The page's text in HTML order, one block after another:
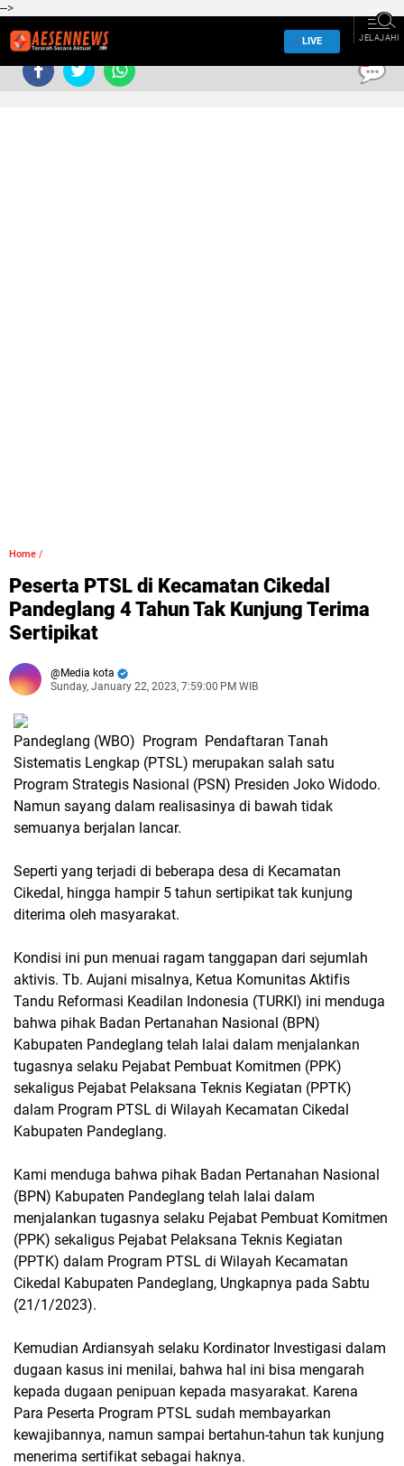
-->
LIVE JELAJAHI
Home /
Peserta PTSL di Kecamatan Cikedal
Pandeglang 4 Tahun Tak Kunjung Terima
Sertipikat
Media kota
Sunday, January 22, 2023, 7:59:00 PM WIB
Pandeglang (WBO) Program Pendaftaran Tanah
Sistematis Lengkap (PTSL) merupakan salah satu
Program Strategis Nasional (PSN) Presiden Joko Widodo.
Namun sayang dalam realisasinya di bawah tidak
semuanya berjalan lancar.
Seperti yang terjadi di beberapa desa di Kecamatan
Cikedal, hingga hampir 5 tahun sertipikat tak kunjung
diterima oleh masyarakat.
Kondisi ini pun menuai ragam tanggapan dari sejumlah
aktivis. Tb. Aujani misalnya, Ketua Komunitas Aktifis
Tandu Reformasi Keadilan Indonesia (TURKI) ini menduga
bahwa pihak Badan Pertanahan Nasional (BPN)
Kabupaten Pandeglang telah lalai dalam menjalankan
tugasnya selaku Pejabat Pembuat Komitmen (PPK)
sekaligus Pejabat Pelaksana Teknis Kegiatan (PPTK)
dalam Program PTSL di Wilayah Kecamatan Cikedal
Kabupaten Pandeglang.
Kami menduga bahwa pihak Badan Pertanahan Nasional
(BPN) Kabupaten Pandeglang telah lalai dalam
menjalankan tugasnya selaku Pejabat Pembuat Komitmen
(PPK) sekaligus Pejabat Pelaksana Teknis Kegiatan
(PPTK) dalam Program PTSL di Wilayah Kecamatan
Cikedal Kabupaten Pandeglang, Ungkapnya pada Sabtu
(21/1/2023).
Kemudian Ardiansyah selaku Kordinator Investigasi dalam
dugaan kasus ini menilai, bahwa hal ini bisa mengarah
kepada dugaan penipuan kepada masyarakat. Karena
Para Peserta Program PTSL sudah membayarkan
kewajibannya, namun sampai bertahun-tahun tak kunjung
menerima sertifikat sebagai haknya.